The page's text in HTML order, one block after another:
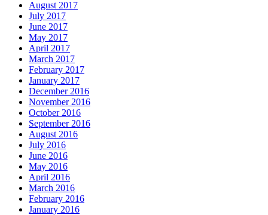
August 2017
July 2017
June 2017
May 2017
April 2017
March 2017
February 2017
January 2017
December 2016
November 2016
October 2016
September 2016
August 2016
July 2016
June 2016
May 2016
April 2016
March 2016
February 2016
January 2016